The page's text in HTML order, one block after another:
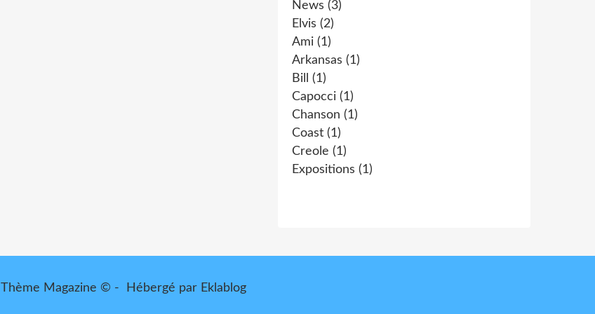
News (3)
Elvis (2)
Ami (1)
Arkansas (1)
Bill
(1)
Capocci (1)
Chanson (1)
Coast (1)
Creole (1)
Expositions (1)
Thème Magazine © - Hébergé par Eklablog